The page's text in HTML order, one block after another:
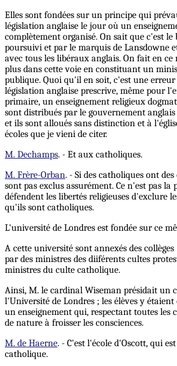
Elles sont fondées sur un principe qui
législation anglaise le jour où un
complètement organisé. On sait que c'est le
poursuivi et par le marquis de Lansdowne
avec tous les libéraux anglais. On fait en ce
plus dans cette voie en constituant un
publique. Quoi qu'il en soit, c'est une
législation anglaise prescrive, même pour
primaire, un enseignement religieux
sont distribués par le gouvernement
et ils sont alloués sans distinction et à
écoles que je vieni de citer.
M. Dechamps. - Et aux catholiques.
M. Frère-Orban. - Si des catholiques ont
sont pas exclus assurément. Ce n'est pas la
défendent les libertés religieuses d'exclure
qu'ils sont catholiques.
L'université de Londres est fondée sur ce
A cette université sont annexés des
par des ministres des diiférents cultes
ministres du culte catholique.
Ainsi, M. le cardinal Wiseman présidait un
l'Université de Londres ; les élèves y
un enseignement qui, respectant toutes les
de nature à froisser les consciences.
M. de Haerne. - C'est l'école d'Oscott, qui
catholique.